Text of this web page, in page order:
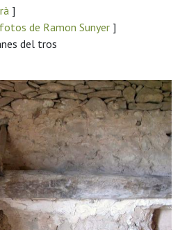
]
de Ramon Sunyer ]
del tros